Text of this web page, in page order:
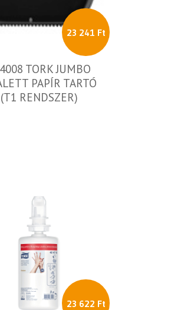
23 241 Ft
TORK JUMBO
PAPÍR TARTÓ
(T1 RENDSZER)
23 622 Ft